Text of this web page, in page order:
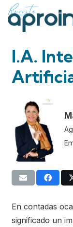
I.A.
En contadas
significado un